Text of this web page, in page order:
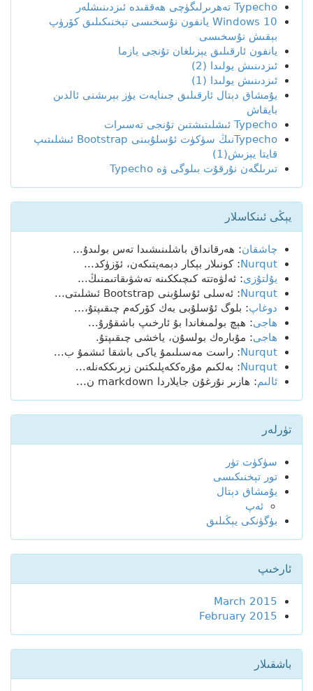
Typecho تەھرىرلىگۈچى ھەققىدە ئىزدىنىشلەر
Windows 10 يانفون نۇسخىسى تېخنىكىلىق كۆرۈپ
بېقىش نۇسخىسى
يانفون ئارقىلىق يېزىلغان تۇنجى يازما
ئىزدىنىش يولىدا (2)
ئىزدىنىش يولىدا (1)
يۇمشاق دېتال ئارقىلىق جىنايەت يۈز بېرىشنى ئالدىن
بايقاش
Typecho ئىشلىتىشتىن تۇنجى تەسىرات
Typechoنىڭ سۈكۈت ئۇسلۇبىنى Bootstrap ئىشلىتىپ
قايتا يېزىش(1)
تىرىلگەن نۇرقۇت بىلوگى ۋە Typecho
يېڭى ئىنكاسلار
چاشقان: ھەرقانداق باشلىنىشىدا تەس بولىدۇ...
Nurqut: كونىلار بېكار دېمەپتىكەن، ئۆزۈكد...
يۇلتۇزى: ئەلۋەتتە كىچىككىنە تەشۋىقاتىمنىڭ...
Nurqut: ئەسلى ئۇسلۇبنى Bootstrap ئىشلىتى...
دوغاپ: بلوگ ئۇسلۇبى بەك كۆركەم چىقىپتۇ،...
ھاجى: ھېچ بولمىغاندا بۇ ئارخىپ باشقۇرۇ...
ھاجى: مۇبارەك بولسۇن، ياخشى چىقىپتۇ.
Nurqut: راست مەسىلىمۇ ياكى باشقا ئىشمۇ ب...
Nurqut: بەلكىم مۇرەككەپلىكتىن زېرىككەنلە...
ئالىم: ھازىر نۇرغۇن جايلاردا markdown ن...
تۈرلەر
سۈكۈت تۈر
تور تېخنىكىسى
يۇمشاق دېتال
ئەپ
بۈگۈنكى يېڭىلىق
ئارخىپ
March 2015
February 2015
باشقىلار